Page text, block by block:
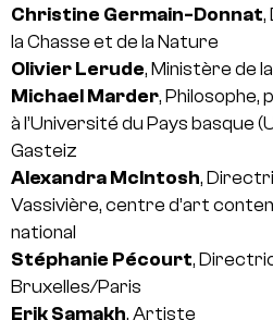
Christine Germain-Donnat,
la Chasse et de la Nature
Olivier Lerude, Ministère de
Michael Marder, Philosophe,
à l’Université du Pays basque
Gasteiz
Alexandra McIntosh,
Vassivière, centre d’art
national
Stéphanie Pécourt,
Bruxelles/Paris
Erik Samakh, Artiste